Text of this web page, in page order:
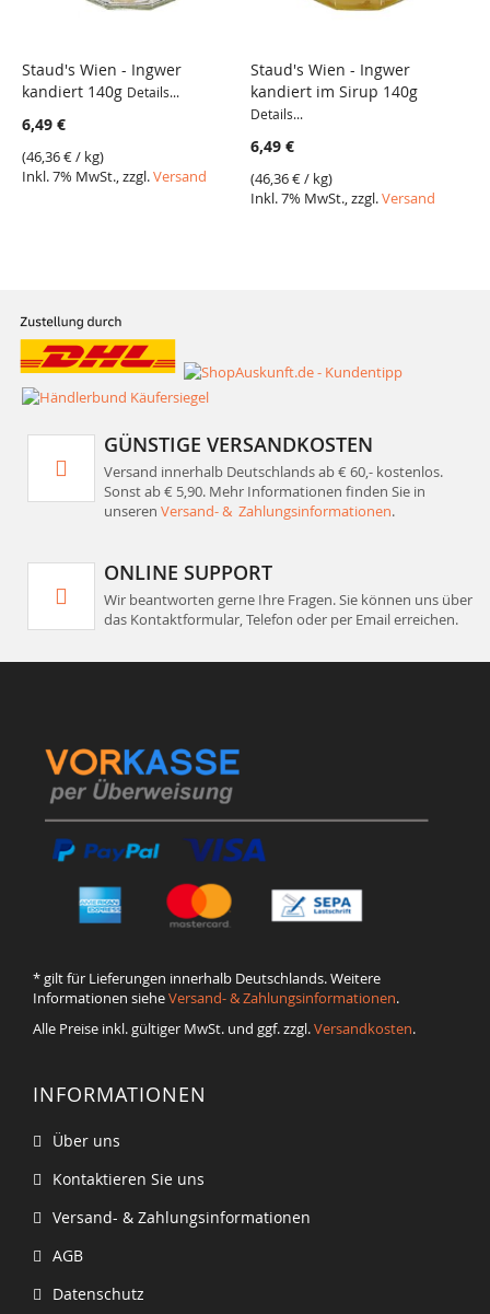
Staud's Wien - Ingwer
kandiert 140g Details...
6,49 €
(46,36 €/ kg)
Inkl. 7% MwSt., zzgl.Versand
Staud's Wien - Ingwer
kandiert im Sirup 140g
Details...
6,49 €
(46,36 €/ kg)
Inkl. 7% MwSt., zzgl.Versand
GÜNSTIGE VERSANDKOSTEN
Versand innerhalb Deutschlands ab € 60,- kostenlos.
Sonst ab € 5,90. Mehr Informationen finden Sie in
unseren Versand- & Zahlungsinformationen.
ONLINE SUPPORT
Wir beantworten gerne Ihre Fragen. Sie können uns über
das Kontaktformular, Telefon oder per Email erreichen.
* gilt für Lieferungen innerhalb Deutschlands. Weitere
Informationen sieheVersand- & Zahlungsinformationen.
Alle Preise inkl. gültiger MwSt. und ggf. zzgl.Versandkosten.
INFORMATIONEN
Über uns
Kontaktieren Sie uns
Versand- & Zahlungsinformationen
AGB
Datenschutz